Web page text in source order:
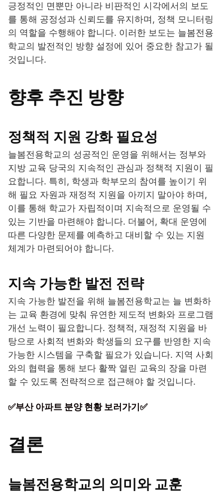
긍정적인 면뿐만 아니라 비판적인 시각에서의 보도
를 통해 공정성과 신뢰도를 유지하며, 정책 모니터링
의 역할을 수행해야 합니다. 이러한 보도는 늘봄전용
학교의 발전적인 방향 설정에 있어 중요한 참고가 될
것입니다.
향후 추진 방향
정책적 지원 강화 필요성
늘봄전용학교의 성공적인 운영을 위해서는 정부와
지방 교육 당국의 지속적인 관심과 정책적 지원이 필
요합니다. 특히, 학생과 학부모의 참여를 높이기 위
해 필요 자원과 재정적 지원을 아끼지 말아야 하며,
이를 통해 학교가 자립적이며 지속적으로 운영될 수
있는 기반을 마련해야 합니다. 더불어, 확대 운영에
따른 다양한 문제를 예측하고 대비할 수 있는 지원
체계가 마련되어야 합니다.
지속 가능한 발전 전략
지속 가능한 발전을 위해 늘봄전용학교는 늘 변화하
는 교육 환경에 맞춰 유연한 제도적 변화와 프로그램
개선 노력이 필요합니다. 정책적, 재정적 지원을 바
탕으로 사회적 변화와 학생들의 요구를 반영한 지속
가능한 시스템을 구축할 필요가 있습니다. 지역 사회
와의 협력을 통해 보다 활짝 열린 교육의 장을 마련
할 수 있도록 전략적으로 접근해야 할 것입니다.
✅부산 아파트 분양 현황 보러가기✅
결론
늘봄전용학교의 의미와 교훈